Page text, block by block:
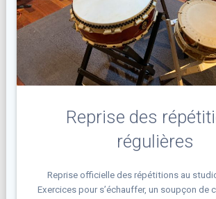
Reprise des
régulières
Reprise officielle des répétitions au
Exercices pour s’échauffer, un soupçon de